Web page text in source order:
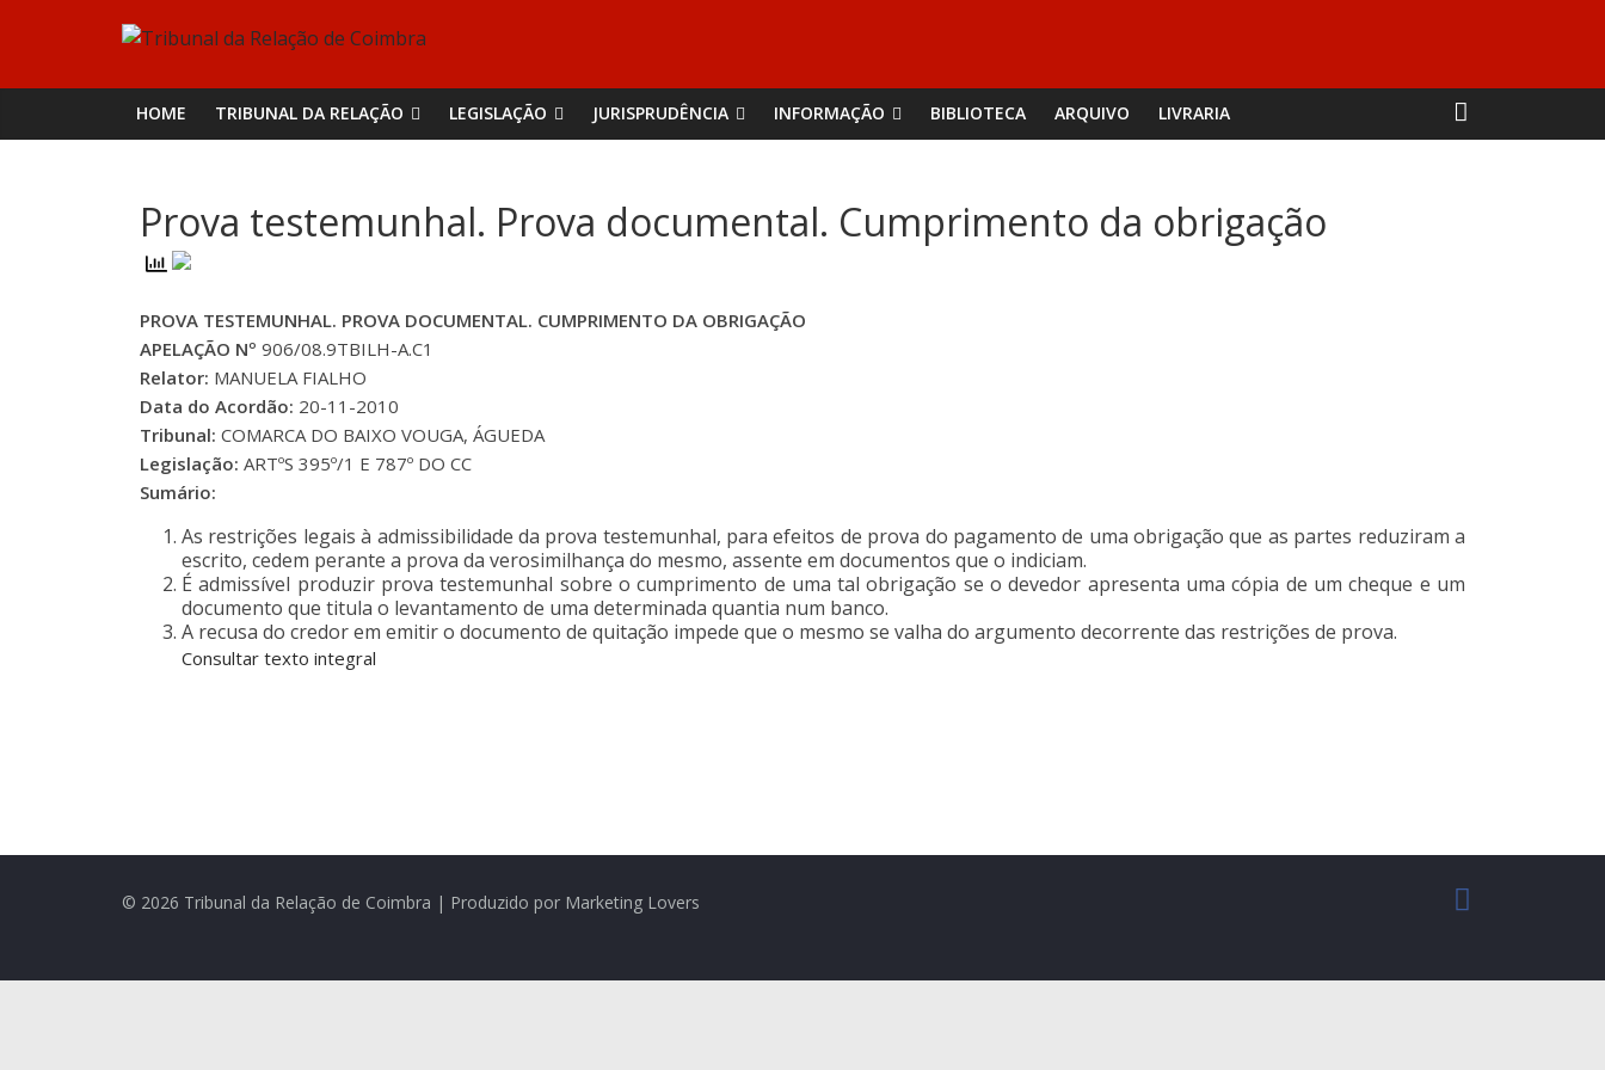
Tribunal
da
de
Coimbra
HOME TRIBUNAL DA RELAÇÃO LEGISLAÇÃO JURISPRUDÊNCIA INFORMAÇÃO BIBLIOTECA ARQUIVO LIVRARIA
Prova testemunhal. Prova documental. Cumprimento da obrigação
PROVA TESTEMUNHAL. PROVA DOCUMENTAL. CUMPRIMENTO DA OBRIGAÇÃO
APELAÇÃO Nº 906/08.9TBILH-A.C1
Relator: MANUELA FIALHO
Data do Acordão: 20-11-2010
Tribunal: COMARCA DO BAIXO VOUGA, ÁGUEDA
Legislação: ARTºS 395º/1 E 787º DO CC
Sumário:
As restrições legais à admissibilidade da prova testemunhal, para efeitos de prova do pagamento de uma obrigação que as partes reduziram a
escrito, cedem perante a prova da verosimilhança do mesmo, assente em documentos que o indiciam.
É admissível produzir prova testemunhal sobre o cumprimento de uma tal obrigação se o devedor apresenta uma cópia de um cheque e um
documento que titula o levantamento de uma determinada quantia num banco.
A recusa do credor em emitir o documento de quitação impede que o mesmo se valha do argumento decorrente das restrições de prova.
Consultar texto integral
© 2026 Tribunal da Relação de Coimbra | Produzido por Marketing Lovers